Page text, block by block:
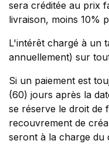
sera créditée au prix
livraison, moins 10%
L'intérêt chargé à un
annuellement) sur
Si un paiement est
(60) jours après la
se réserve le droit de
recouvrement de
seront à la charge du